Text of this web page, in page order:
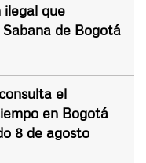
ilegal que
de Bogotá
el
en Bogotá
8 de agosto